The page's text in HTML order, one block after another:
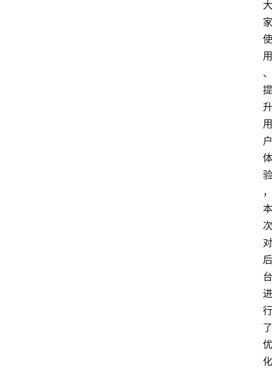
大
家
使
用
、
提
升
用
户
体
验
，
本
次
对
后
台
进
行
了
优
化